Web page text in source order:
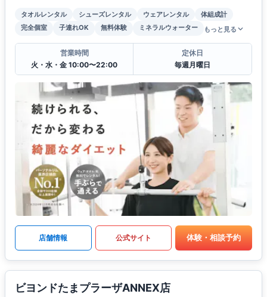
タオルレンタル シューズレンタル ウェアレンタル
体組成計
完全個室
子連れOK 無料体験 ミネラルウォーター もっと見る
営業時間
火・水・金 10:00〜22:00
定休日
毎週月曜日
店舗情報 公式サイト 体験・相談予約
ビヨンドたまプラーザANNEX店